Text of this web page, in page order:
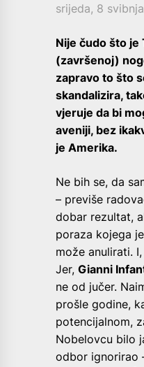
srijeda, 8
Nije čudo što
(završenoj)
zapravo to što
skandalizira,
vjeruje da bi
aveniji, bez
je Amerika.
Ne bih se, da
– previše
dobar rezultat,
poraza kojega
može anulirati.
Jer, Gianni
ne od jučer.
prošle godine,
potencijalnom,
Nobelovcu bilo
odbor ignorirao